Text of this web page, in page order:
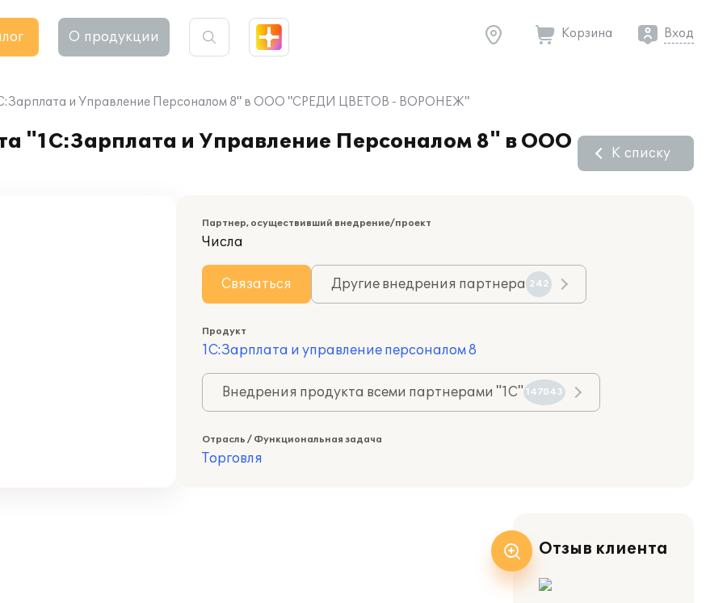
О продукции Корзина Вход
и Управление Персоналом 8" в ООО "СРЕДИ ЦВЕТОВ - ВОРОНЕЖ"
"1С:Зарплата и Управление Персоналом 8" в ООО
К списку
Партнер, осуществивший внедрение/проект
Числа
Связаться Другие внедрения партнера 242
Продукт
1С:Зарплата и управление персоналом 8
Внедрения продукта всеми партнерами "1С" 147043
Отрасль / Функциональная задача
Торговля
Отзыв клиента